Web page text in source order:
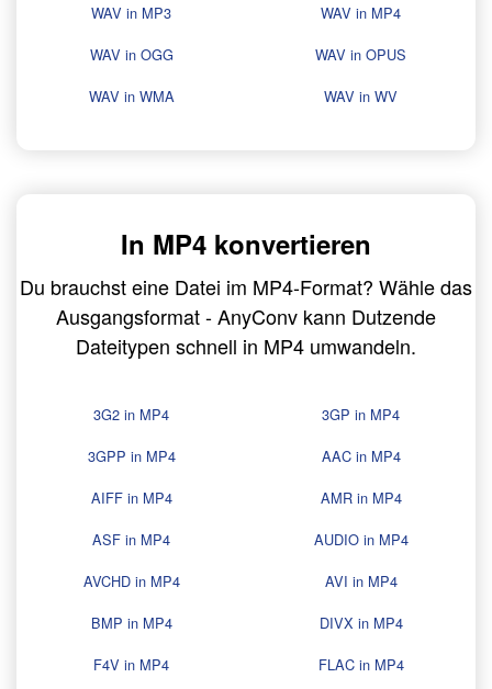
WAV in MP3
WAV in MP4
WAV in OGG
WAV in OPUS
WAV in WMA
WAV in WV
In MP4 konvertieren
Du brauchst eine Datei im MP4-Format? Wähle das
Ausgangsformat - AnyConv kann Dutzende
Dateitypen schnell in MP4 umwandeln.
3G2 in MP4
3GP in MP4
3GPP in MP4
AAC in MP4
AIFF in MP4
AMR in MP4
ASF in MP4
AUDIO in MP4
AVCHD in MP4
AVI in MP4
BMP in MP4
DIVX in MP4
F4V in MP4
FLAC in MP4